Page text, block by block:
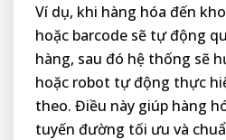
Ví dụ, khi hàng hóa đến
hoặc barcode sẽ tự động
hàng, sau đó hệ thống sẽ
hoặc robot tự động thực
theo. Điều này giúp hàng
tuyến đường tối ưu và